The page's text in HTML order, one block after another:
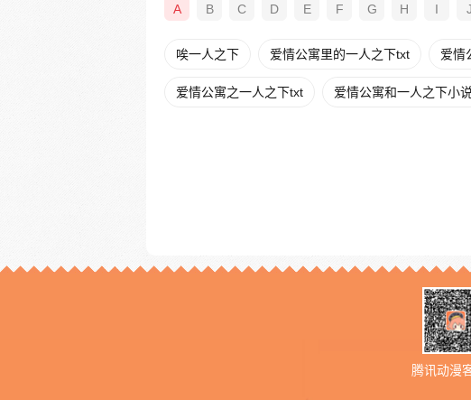
A B C D E F G H I J
唉一人之下 爱情公寓里的一人之下txt 爱情
爱情公寓之一人之下txt 爱情公寓和一人之下小说
腾讯动漫